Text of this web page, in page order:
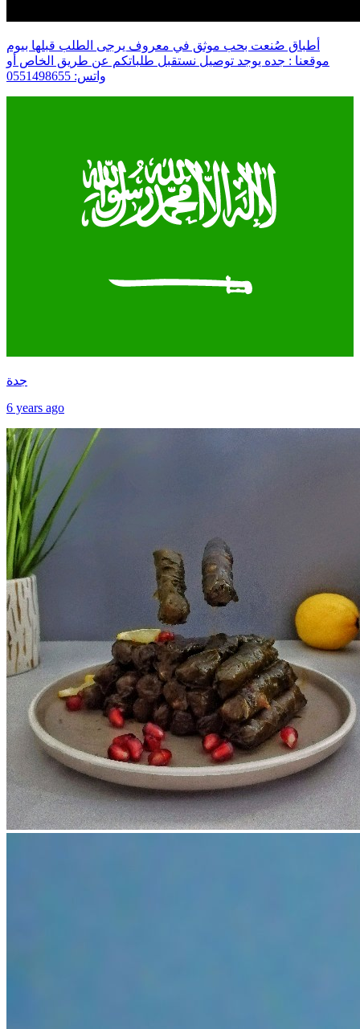
أطباق صُنعت بحب موثق في معروف يرجى الطلب قبلها بيوم
موقعنا : جده يوجد توصيل نستقبل طلباتكم عن طريق الخاص أو
واتس: 0551498655
جدة
6 years ago